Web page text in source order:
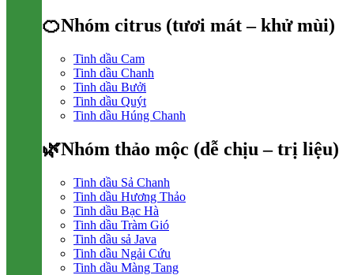
🍊Nhóm citrus (tươi mát – khử mùi)
Tinh dầu Cam
Tinh dầu Chanh
Tinh dầu Bưởi
Tinh dầu Quýt
Tinh dầu Húng Chanh
🌿Nhóm thảo mộc (dễ chịu – trị liệu)
Tinh dầu Sả Chanh
Tinh dầu Hương Thảo
Tinh dầu Bạc Hà
Tinh dầu Tràm Gió
Tinh dầu sả Java
Tinh dầu Ngải Cứu
Tinh dầu Màng Tang